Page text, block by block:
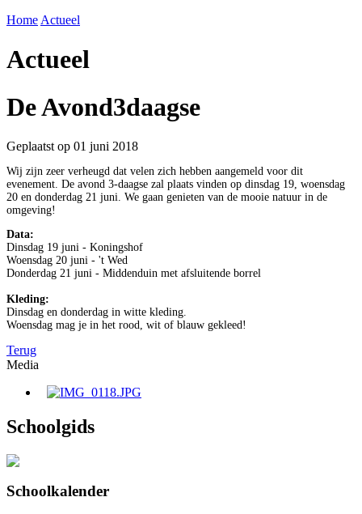
Home Actueel
Actueel
De Avond3daagse
Geplaatst op 01 juni 2018
Wij zijn zeer verheugd dat velen zich hebben aangemeld voor dit
evenement. De avond 3-daagse zal plaats vinden op dinsdag 19, woensdag
20 en donderdag 21 juni. We gaan genieten van de mooie natuur in de
omgeving!
Data:
Dinsdag 19 juni - Koningshof
Woensdag 20 juni - 't Wed
Donderdag 21 juni - Middenduin met afsluitende borrel
Kleding:
Dinsdag en donderdag in witte kleding.
Woensdag mag je in het rood, wit of blauw gekleed!
Terug
Media
Schoolgids
Schoolkalender